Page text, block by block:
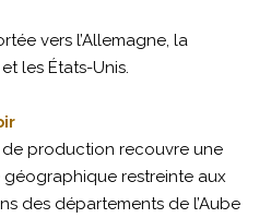
vers l’Allemagne, la
les États-Unis.
de production recouvre une
géographique restreinte aux
des départements de l’Aube